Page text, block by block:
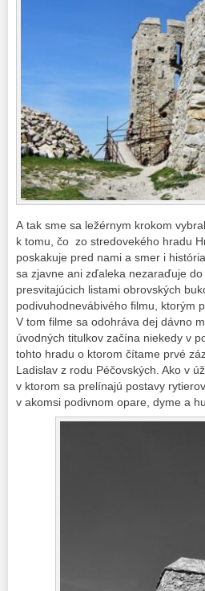
A tak sme sa ležérnym krokom
k tomu, čo zo stredovekého hradu
poskakuje pred nami a smer i
sa zjavne ani zďaleka nezaraďuje
presvitajúcich listami obrovských
podivuhodnevábivého filmu, ktorým
V tom filme sa odohráva dej dávno
úvodných titulkov začína niekedy v
tohto hradu o ktorom čítame prvé
Ladislav z rodu Péčovských. Ako v
v ktorom sa prelínajú postavy
v akomsi podivnom opare, dyme a